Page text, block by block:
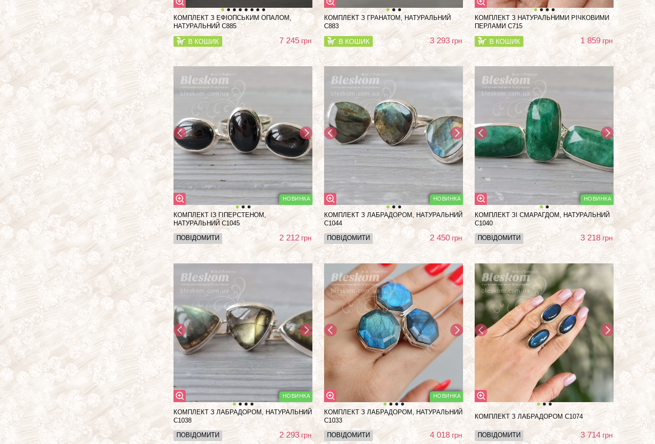
КОМПЛЕКТ З ЕФІОПСЬКИМ ОПАЛОМ,
НАТУРАЛЬНИЙ С885
В КОШИК 7 245грн
КОМПЛЕКТ З ГРАНАТОМ, НАТУРАЛЬНИЙ
С883
В КОШИК 3 293 грн
КОМПЛЕКТ З НАТУРАЛЬНИМИ РІЧКОВИМИ
ПЕРЛАМИ С715
В КОШИК 1 859грн
КОМПЛЕКТ ІЗ ГІПЕРСТЕНОМ,
НАТУРАЛЬНИЙ С1045
ПОВІДОМИТИ
2 212грн
КОМПЛЕКТ З ЛАБРАДОРОМ, НАТУРАЛЬНИЙ
С1044
ПОВІДОМИТИ
2 450 грн
КОМПЛЕКТ ЗІ СМАРАГДОМ, НАТУРАЛЬНИЙ
С1040
ПОВІДОМИТИ
3 218 грн
КОМПЛЕКТ З ЛАБРАДОРОМ, НАТУРАЛЬНИЙ
С1038
ПОВІДОМИТИ
2 293грн
КОМПЛЕКТ З ЛАБРАДОРОМ, НАТУРАЛЬНИЙ
С1033
ПОВІДОМИТИ
4 018 грн
КОМПЛЕКТ З ЛАБРАДОРОМ С1074
ПОВІДОМИТИ 3 714 грн